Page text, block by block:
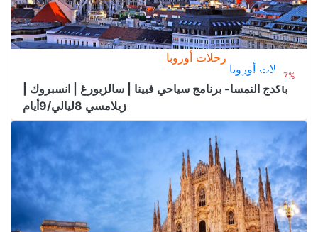
7%
رحلات أوروبا
من
6.000﷼
رحلات أوروبا
باكدج النمسا- برنامج سياحي فيينا | سالزبورغ | انسبروك |
زيلامسي 8ليالي/9أيام